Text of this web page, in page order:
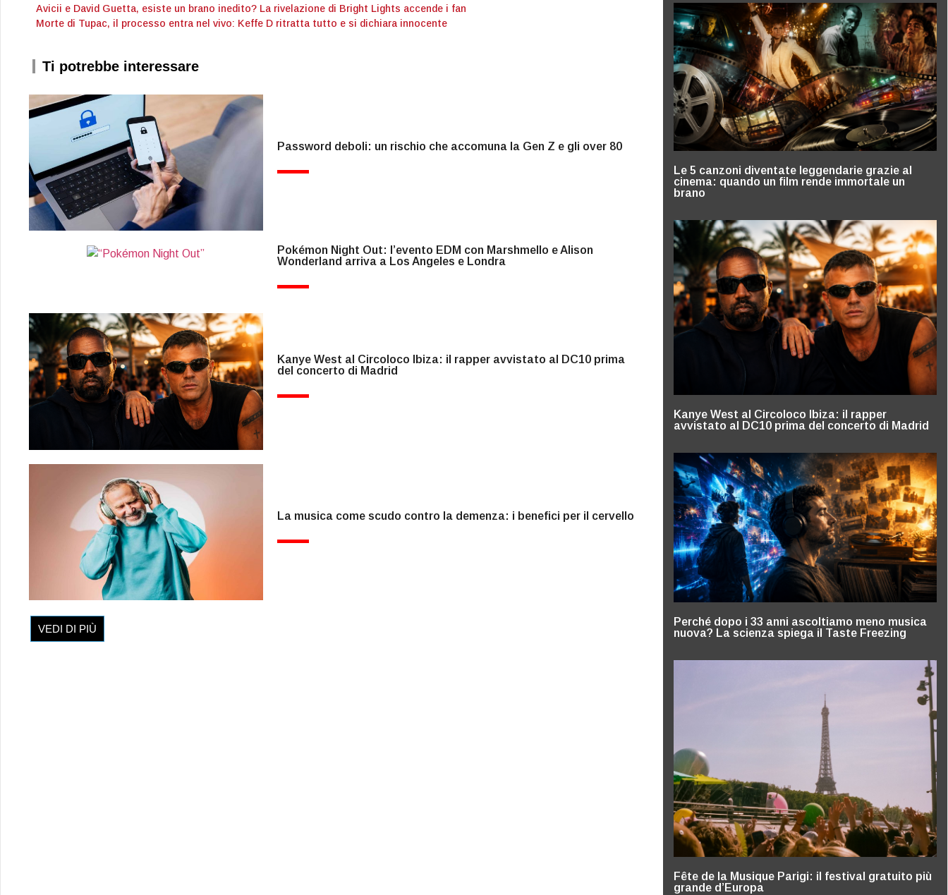
Avicii e David Guetta, esiste un brano inedito? La rivelazione di Bright Lights accende i fan
Morte di Tupac, il processo entra nel vivo: Keffe D ritratta tutto e si dichiara innocente
Ti potrebbe interessare
Password deboli: un rischio che accomuna la Gen Z e gli over 80
Pokémon Night Out: l’evento EDM con Marshmello e Alison
Wonderland arriva a Los Angeles e Londra
Kanye West al Circoloco Ibiza: il rapper avvistato al DC10 prima
del concerto di Madrid
La musica come scudo contro la demenza: i benefici per il cervello
VEDI DI PIÙ
Le 5 canzoni diventate leggendarie grazie al
cinema: quando un film rende immortale un
brano
Kanye West al Circoloco Ibiza: il rapper
avvistato al DC10 prima del concerto di Madrid
Perché dopo i 33 anni ascoltiamo meno musica
nuova? La scienza spiega il Taste Freezing
Fête de la Musique Parigi: il festival gratuito più
grande d’Europa